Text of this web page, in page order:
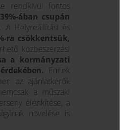
rendkívül fontos
ában csupán
A Helyreállítási és
ra csökkentsük,
közbeszerzési
a kormányzati
Ennek
az ajánlatkérők
a műszaki
élénkítése, a
növelése is